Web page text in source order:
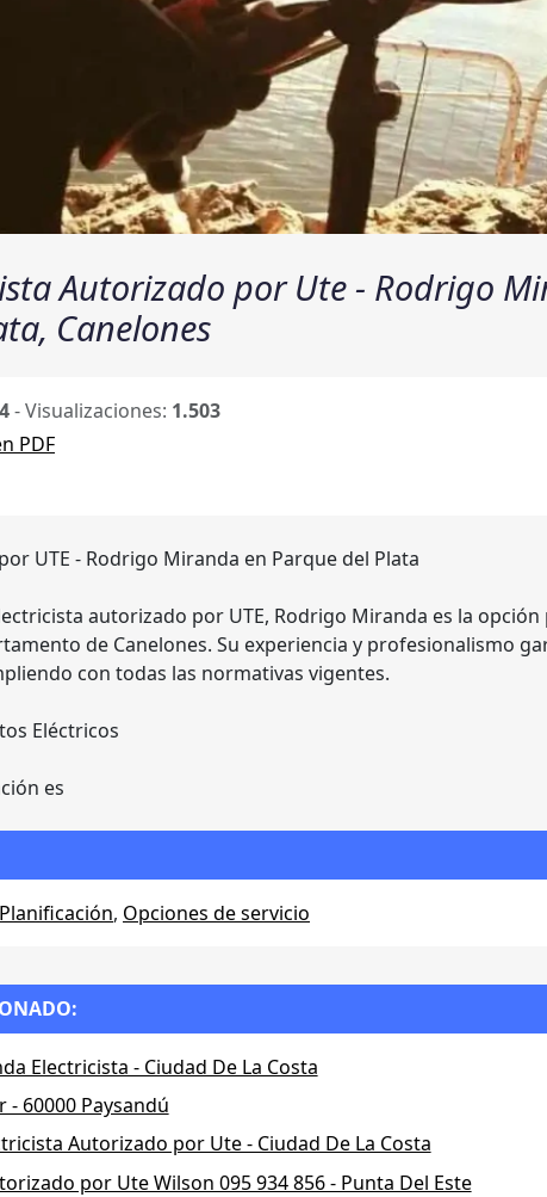
Autorizado por Ute - Rodrigo
Canelones
- Visualizaciones: 1.503
PDF
UTE - Rodrigo Miranda en Parque del Plata
autorizado por UTE, Rodrigo Miranda es la opción
de Canelones. Su experiencia y profesionalismo
con todas las normativas vigentes.
Eléctricos
es
Planificación, Opciones de servicio
Electricista - Ciudad De La Costa
- 60000 Paysandú
Autorizado por Ute - Ciudad De La Costa
por Ute Wilson 095 934 856 - Punta Del Este